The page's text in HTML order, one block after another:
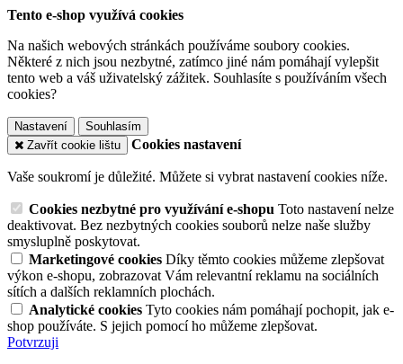
Tento e-shop využívá cookies
Na našich webových stránkách používáme soubory cookies.
Některé z nich jsou nezbytné, zatímco jiné nám pomáhají vylepšit
tento web a váš uživatelský zážitek. Souhlasíte s používáním všech
cookies?
Nastavení
Souhlasím
Zavřít cookie lištu
Cookies nastavení
Vaše soukromí je důležité. Můžete si vybrat nastavení cookies níže.
Cookies nezbytné pro využívání e-shopu Toto nastavení nelze
deaktivovat. Bez nezbytných cookies souborů nelze naše služby
smysluplně poskytovat.
Marketingové cookies Díky těmto cookies můžeme zlepšovat
výkon e-shopu, zobrazovat Vám relevantní reklamu na sociálních
sítích a dalších reklamních plochách.
Analytické cookies Tyto cookies nám pomáhají pochopit, jak e-
shop používáte. S jejich pomocí ho můžeme zlepšovat.
Potvrzuji